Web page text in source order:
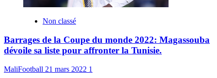
Non classé
Barrages de la Coupe du monde 2022: Magassouba
dévoile sa liste pour affronter la Tunisie.
MaliFootball 21 mars 2022 1